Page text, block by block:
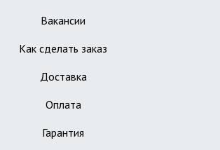
Вакансии
Как сделать заказ
Доставка
Оплата
Гарантия